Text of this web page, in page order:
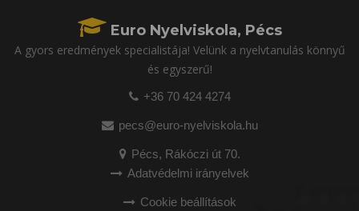
Euro Nyelviskola, Pécs
A gyors eredmények specialistája! Velünk a nyelvtanulás könnyű
és egyszerű!
+36 70 424 4274
pecs@euro-nyelviskola.hu
Pécs, Rákóczi út 70.
Adatvédelmi irányelvek
Cookie beállítások